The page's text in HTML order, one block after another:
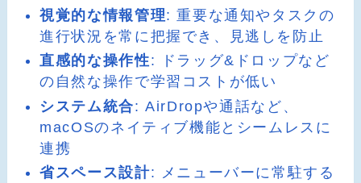
視覚的な情報管理: 重要な通知やタスクの
進行状況を常に把握でき、見逃しを防止
直感的な操作性: ドラッグ&ドロップなど
の自然な操作で学習コストが低い
システム統合: AirDropや通話など、
macOSのネイティブ機能とシームレスに
連携
省スペース設計: メニューバーに常駐する